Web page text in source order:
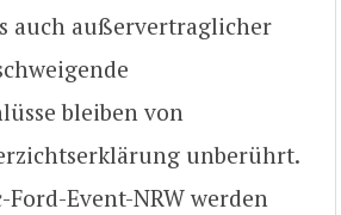
auch außervertraglicher
bleiben von
unberührt.
Ford-Event-NRW werden